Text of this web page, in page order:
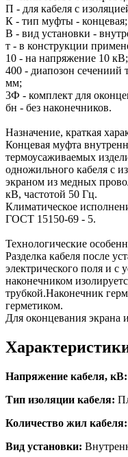
П - для кабеля с
К - тип муфты - концевая;
В - вид установки -
т - в конструкции
10 - на напряжение 10 кВ;
400 - диапозон сечениий
мм;
3Ф - комплект для
бн - без наконечников.
Назначение, краткая
Концевая муфта
термоусаживаемых
одножильного кабеля с
экраном из медных
кВ, частотой 50 Гц.
Климатическое
ГОСТ 15150-69 - 5.
Технологические
Разделка кабеля после
электрического поля и
наконечником
трубкой.Наконечник
герметиком.
Для оконцевания экрана
Напряжение кабеля, кВ:
Тип изоляции кабеля:
Количество жил кабеля:
Вид установки: